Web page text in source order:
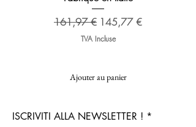
Prix original
161,97 € Prix promotionnel
145,77 €
TVA Incluse
Ajouter au panier
ISCRIVITI ALLA NEWSLETTER !